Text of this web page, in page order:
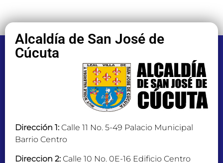
Alcaldía de San José de
Cúcuta
Dirección 1: Calle 11 No. 5-49 Palacio Municipal
Barrio Centro
Direccion 2: Calle 10 No. 0E-16 Edificio Centro